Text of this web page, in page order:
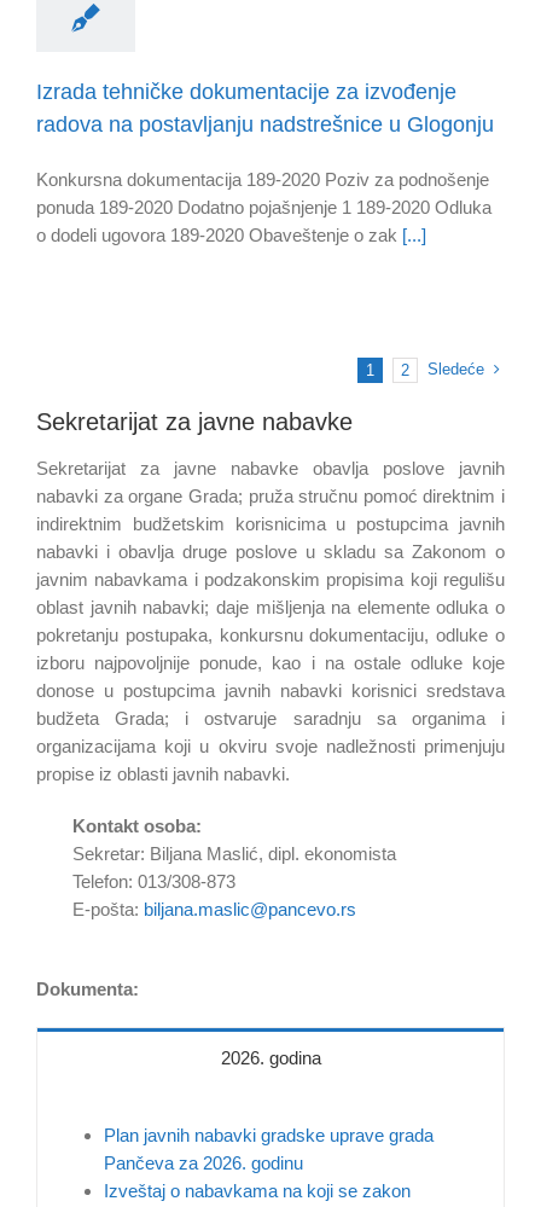
Izrada tehničke dokumentacije za izvođenje
radova na postavljanju nadstrešnice u Glogonju
Konkursna dokumentacija 189-2020 Poziv za podnošenje
ponuda 189-2020 Dodatno pojašnjenje 1 189-2020 Odluka
o dodeli ugovora 189-2020 Obaveštenje o zak [...]
1 2 Sledeće
Sekretarijat za javne nabavke
Sekretarijat za javne nabavke obavlja poslove javnih
nabavki za organe Grada; pruža stručnu pomoć direktnim i
indirektnim budžetskim korisnicima u postupcima javnih
nabavki i obavlja druge poslove u skladu sa Zakonom o
javnim nabavkama i podzakonskim propisima koji regulišu
oblast javnih nabavki; daje mišljenja na elemente odluka o
pokretanju postupaka, konkursnu dokumentaciju, odluke o
izboru najpovoljnije ponude, kao i na ostale odluke koje
donose u postupcima javnih nabavki korisnici sredstava
budžeta Grada; i ostvaruje saradnju sa organima i
organizacijama koji u okviru svoje nadležnosti primenjuju
propise iz oblasti javnih nabavki.
Kontakt osoba:
Sekretar: Biljana Maslić, dipl. ekonomista
Telefon: 013/308-873
E-pošta: biljana.maslic@pancevo.rs
Dokumenta:
2026. godina
Plan javnih nabavki gradske uprave grada
Pančeva za 2026. godinu
Izveštaj o nabavkama na koji se zakon